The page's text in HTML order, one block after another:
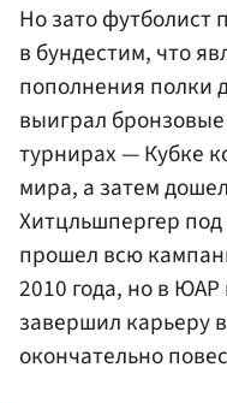
Но зато футболист
в бундестим, что
пополнения полки
выиграл
турнирах — Кубке
мира, а затем
Хитцльшпергер
прошел всю
2010 года, но в
завершил карьеру
окончательно